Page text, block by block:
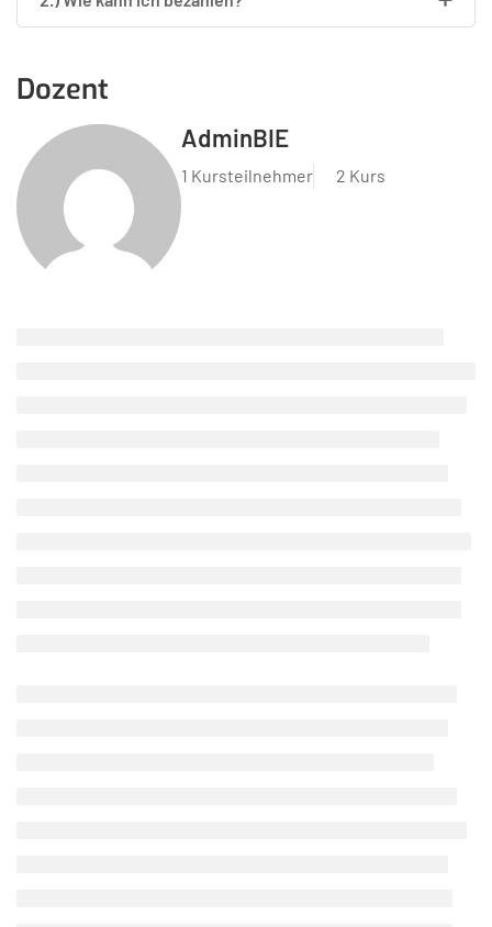
Dozent
AdminBIE
1 Kursteilnehmer 2 Kurs